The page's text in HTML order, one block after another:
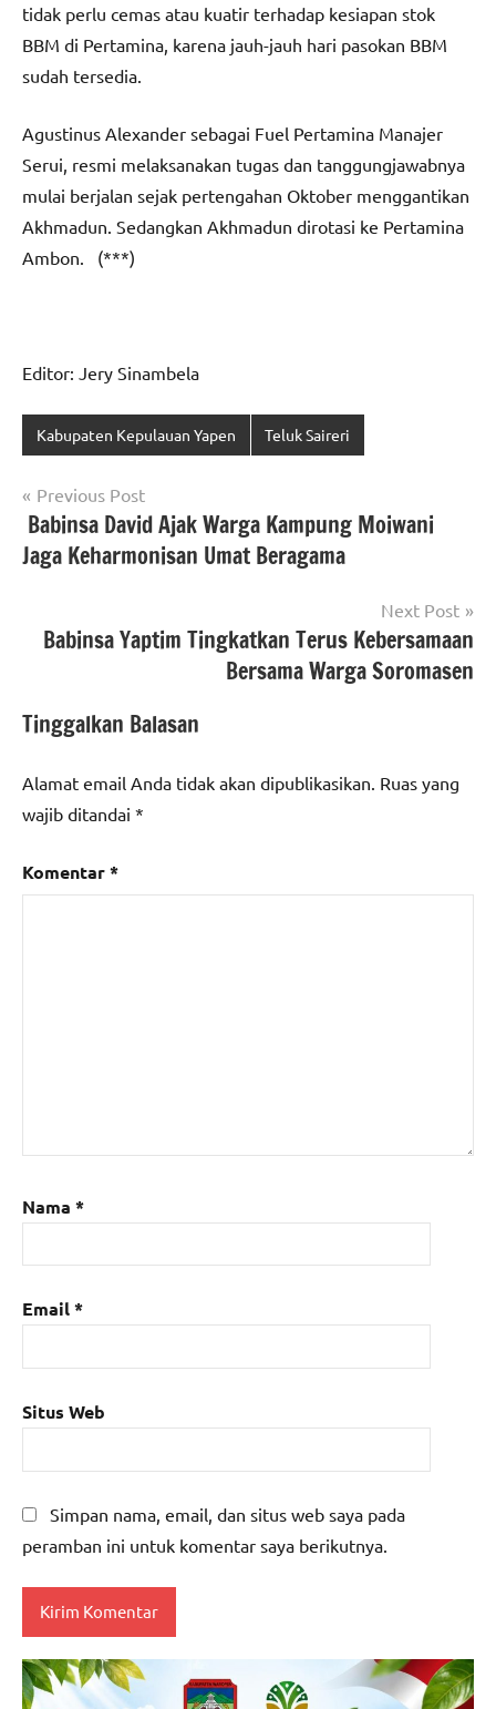
tidak perlu cemas atau kuatir terhadap kesiapan stok
BBM di Pertamina, karena jauh-jauh hari pasokan BBM
sudah tersedia.
Agustinus Alexander sebagai Fuel Pertamina Manajer
Serui, resmi melaksanakan tugas dan tanggungjawabnya
mulai berjalan sejak pertengahan Oktober menggantikan
Akhmadun. Sedangkan Akhmadun dirotasi ke Pertamina
Ambon. (***)
Editor: Jery Sinambela
Kabupaten Kepulauan Yapen Teluk Saireri
Navigasi
pos
Previous Post
Babinsa David Ajak Warga Kampung Moiwani
Jaga Keharmonisan Umat Beragama
Next Post
Babinsa Yaptim Tingkatkan Terus Kebersamaan
Bersama Warga Soromasen
Tinggalkan Balasan
Alamat email Anda tidak akan dipublikasikan. Ruas yang
wajib ditandai *
Komentar*
Nama *
Email*
Situs Web
Simpan nama, email, dan situs web saya pada
peramban ini untuk komentar saya berikutnya.